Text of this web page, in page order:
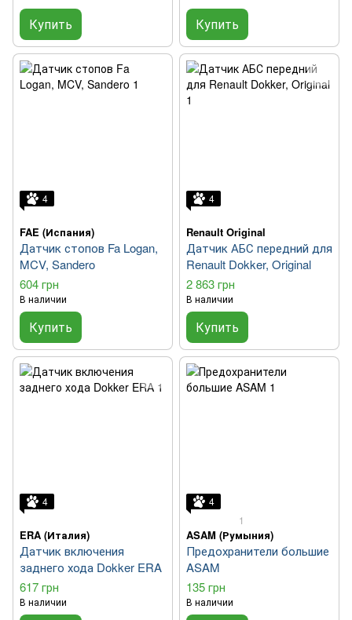
Купить Купить
4
FAE (Испания)
Датчик стопов Fa Logan,
MCV, Sandero
604 грн
В наличии
Купить
4
Renault Original
Датчик АБС передний для
Renault Dokker, Original
2 863 грн
В наличии
Купить
4
ERA (Италия)
Датчик включения
заднего хода Dokker ERA
617 грн
В наличии
4
1
ASAM (Румыния)
Предохранители большие
ASAM
135 грн
В наличии